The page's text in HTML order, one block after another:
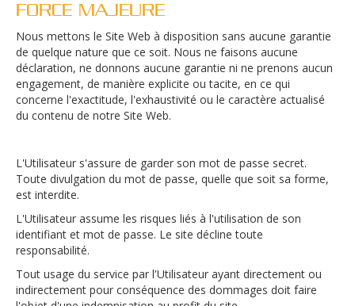
FORCE MAJEURE
Nous mettons le Site Web à disposition sans aucune garantie
de quelque nature que ce soit. Nous ne faisons aucune
déclaration, ne donnons aucune garantie ni ne prenons aucun
engagement, de manière explicite ou tacite, en ce qui
concerne l'exactitude, l'exhaustivité ou le caractère actualisé
du contenu de notre Site Web.
L'Utilisateur s'assure de garder son mot de passe secret.
Toute divulgation du mot de passe, quelle que soit sa forme,
est interdite.
L'Utilisateur assume les risques liés à l'utilisation de son
identifiant et mot de passe. Le site décline toute
responsabilité.
Tout usage du service par l'Utilisateur ayant directement ou
indirectement pour conséquence des dommages doit faire